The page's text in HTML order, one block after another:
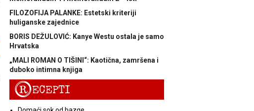
FILOZOFIJA PALANKE: Estetski kriteriji
huliganske zajednice
BORIS DEŽULOVIĆ: Kanye Westu ostala je samo
Hrvatska
„MALI ROMAN O TIŠINI“: Kaotična, zamršena i
duboko intimna knjiga
RECEPTI